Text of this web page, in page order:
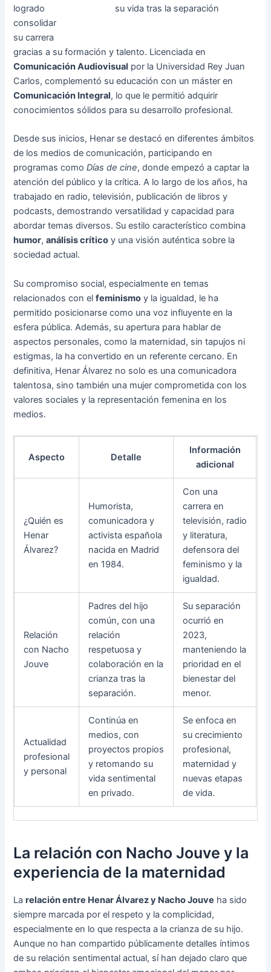
su vida tras la separación
logrado
consolidar
su carrera
gracias a su formación y talento. Licenciada en
Comunicación Audiovisual por la Universidad Rey Juan
Carlos, complementó su educación con un máster en
Comunicación Integral, lo que le permitió adquirir
conocimientos sólidos para su desarrollo profesional.
Desde sus inicios, Henar se destacó en diferentes ámbitos
de los medios de comunicación, participando en
programas comoDías de cine, donde empezó a captar la
atención del público y la crítica. A lo largo de los años, ha
trabajado en radio, televisión, publicación de libros y
podcasts, demostrando versatilidad y capacidad para
abordar temas diversos. Su estilo característico combina
humor,análisis crítico y una visión auténtica sobre la
sociedad actual.
Su compromiso social, especialmente en temas
relacionados con elfeminismo y la igualdad, le ha
permitido posicionarse como una voz influyente en la
esfera pública. Además, su apertura para hablar de
aspectos personales, como la maternidad, sin tapujos ni
estigmas, la ha convertido en un referente cercano. En
definitiva, Henar Álvarez no solo es una comunicadora
talentosa, sino también una mujer comprometida con los
valores sociales y la representación femenina en los
medios.
Aspecto Detalle
Información
adicional
¿Quién es
Henar
Álvarez?
Humorista,
comunicadora y
activista española
nacida en Madrid
en 1984.
Con una
carrera en
televisión, radio
y literatura,
defensora del
feminismo y la
igualdad.
Relación
con Nacho
Jouve
Padres del hijo
común, con una
relación
respetuosa y
colaboración en la
crianza tras la
separación.
Su separación
ocurrió en
2023,
manteniendo la
prioridad en el
bienestar del
menor.
Actualidad
profesional
y personal
Continúa en
medios, con
proyectos propios
y retomando su
vida sentimental
en privado.
Se enfoca en
su crecimiento
profesional,
maternidad y
nuevas etapas
de vida.
La relación con Nacho Jouve y la
experiencia de la maternidad
Larelación entre Henar Álvarez y Nacho Jouve ha sido
siempre marcada por el respeto y la complicidad,
especialmente en lo que respecta a la crianza de su hijo.
Aunque no han compartido públicamente detalles íntimos
de su relación sentimental actual, sí han dejado claro que